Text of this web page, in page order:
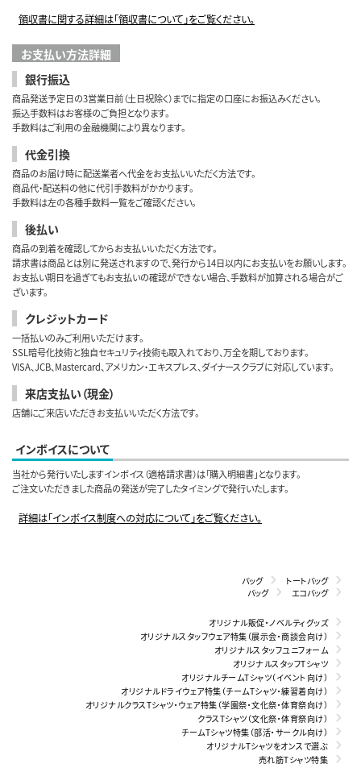
領収書に関する詳細は「領収書について」をご覧ください。
お支払い方法詳細
銀行振込
商品発送予定日の3営業日前（土日祝除く）までに指定の口座にお振込みください。
振込手数料はお客様のご負担となります。
手数料はご利用の金融機関により異なります。
代金引換
商品のお届け時に配送業者へ代金をお支払いいただく方法です。
商品代・配送料の他に代引手数料がかかります。
手数料は左の各種手数料一覧をご確認ください。
後払い
商品の到着を確認してからお支払いいただく方法です。
請求書は商品とは別に発送されますので、発行から14日以内にお支払いをお願いします。
お支払い期日を過ぎてもお支払いの確認ができない場合、手数料が加算される場合がご
ざいます。
クレジットカード
一括払いのみご利用いただけます。
SSL暗号化技術と独自セキュリティ技術も取入れており、万全を期しております。
VISA、JCB、Mastercard、アメリカン・エキスプレス、ダイナースクラブに対応しています。
来店支払い（現金）
店舗にご来店いただきお支払いいただく方法です。
インボイスについて
当社から発行いたしますインボイス（適格請求書）は「購入明細書」となります。
ご注文いただきました商品の発送が完了したタイミングで発行いたします。
詳細は「インボイス制度への対応について」をご覧ください。
バッグ
トートバッグ
バッグ
エコバッグ
オリジナル販促・ノベルティグッズ
オリジナルスタッフウェア特集（展示会・商談会向け）
オリジナルスタッフユニフォーム
オリジナルスタッフTシャツ
オリジナルチームTシャツ（イベント向け）
オリジナルドライウェア特集（チームTシャツ・練習着向け）
オリジナルクラスTシャツ・ウェア特集（学園祭・文化祭・体育祭向け）
クラスTシャツ（文化祭・体育祭向け）
チームTシャツ特集（部活・サークル向け）
オリジナルTシャツをオンスで選ぶ
売れ筋Tシャツ特集